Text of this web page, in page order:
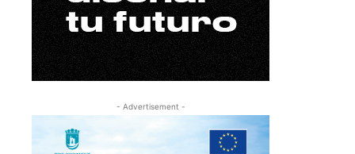
- Advertisement -